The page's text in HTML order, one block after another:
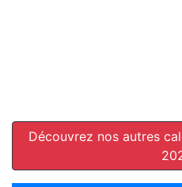
Découvrez nos autres